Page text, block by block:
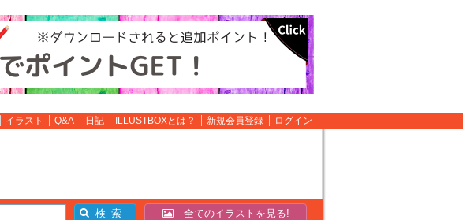
イラスト Q&A 日記 ILLUSTBOXとは？ 新規会員登録 ログイン
全てのイラストを見る!